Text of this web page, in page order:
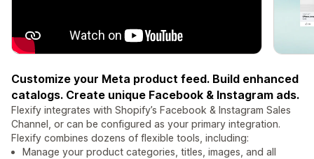
Customize your Meta product feed. Build enhanced
catalogs. Create unique Facebook & Instagram ads.
Flexify integrates with Shopify’s Facebook & Instagram Sales
Channel, or can be configured as your primary integration.
Flexify combines dozens of flexible tools, including:
Manage your product categories, titles, images, and all